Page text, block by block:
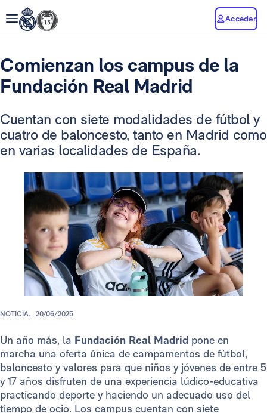
Acceder
Comienzan los campus de la
Fundación Real Madrid
Cuentan con siete modalidades de fútbol y
cuatro de baloncesto, tanto en Madrid como
en varias localidades de España.
NOTICIA. 20/06/2025
Un año más, la Fundación Real Madrid pone en
marcha una oferta única de campamentos de fútbol,
baloncesto y valores para que niños y jóvenes de entre 5
y 17 años disfruten de una experiencia lúdico-educativa
practicando deporte y haciendo un adecuado uso del
tiempo de ocio. Los campus cuentan con siete